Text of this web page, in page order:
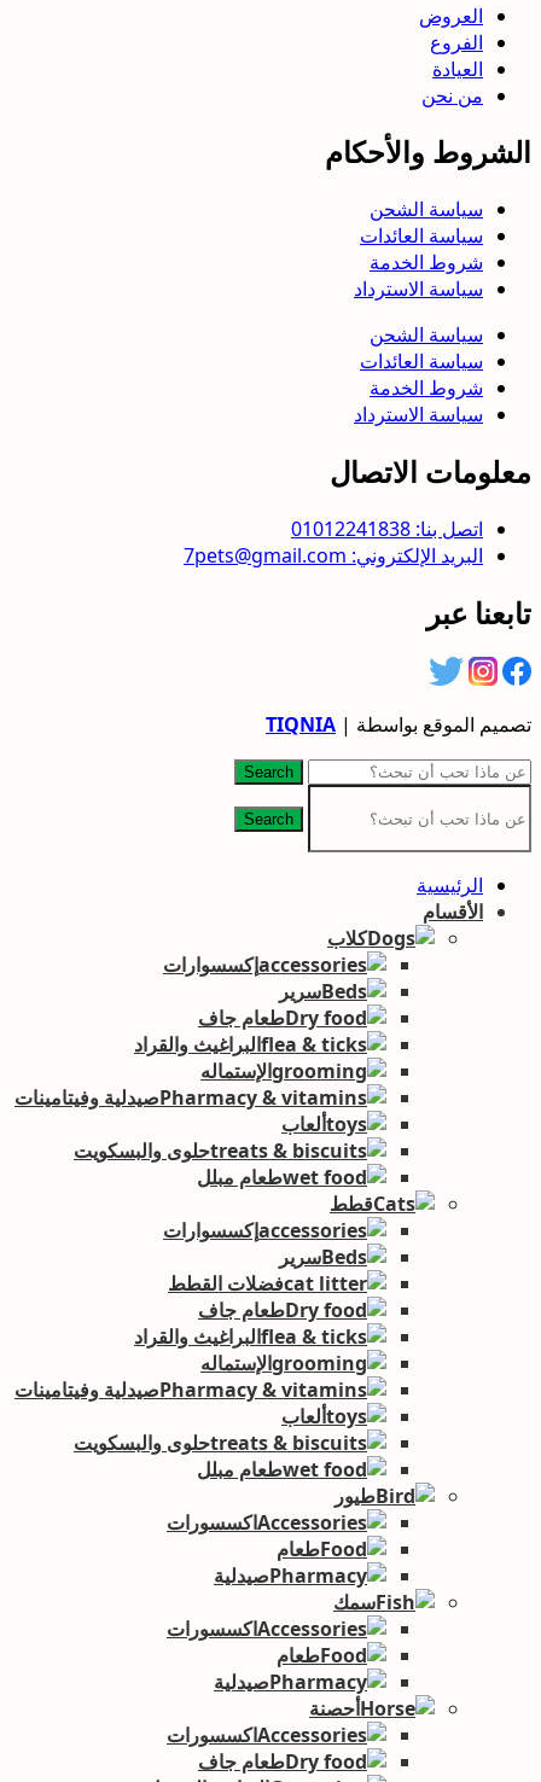
العروض
الفروع
العيادة
من نحن
الشروط والأحكام
سياسة الشحن
سياسة العائدات
شروط الخدمة
سياسة الاسترداد
سياسة الشحن
سياسة العائدات
شروط الخدمة
سياسة الاسترداد
معلومات الاتصال
اتصل بنا: 01012241838
البريد الإلكتروني: 7pets@gmail.com
تابعنا عبر
تصميم الموقع بواسطة | TIQNIA
Search
Search
الرئيسية
الأقسام
كلاب
إكسسوارات
سرير
طعام جاف
البراغيث والقراد
الإستماله
صيدلية وفيتامينات
ألعاب
حلوى والبسكويت
طعام مبلل
قطط
إكسسوارات
سرير
فضلات القطط
طعام جاف
البراغيث والقراد
الإستماله
صيدلية وفيتامينات
ألعاب
حلوى والبسكويت
طعام مبلل
طيور
اكسسورات
طعام
صيدلية
سمك
اكسسورات
طعام
صيدلية
أحصنة
اكسسورات
طعام جاف